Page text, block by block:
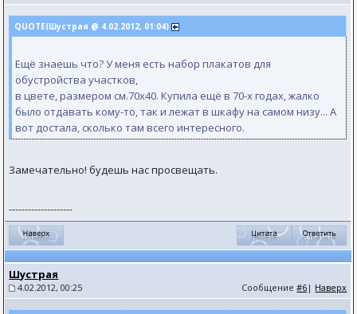
QUOTE(Шустрая @ 4.02.2012, 01:04)
Ещё знаешь что? У меня есть набор плакатов для
обустройства участков,
в цвете, размером см.70х40. Купила ещё в 70-х годах, жалко
было отдавать кому-то, так и лежат в шкафу на самом низу... А
вот достала, сколько там всего интересного.
Замечательно! будешь нас просвещать.
--------------------
Шустрая
4.02.2012, 00:25 Сообщение#6 | Наверх